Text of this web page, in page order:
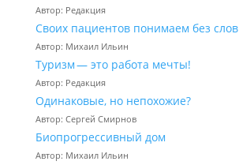
Автор: Редакция
Своих пациентов понимаем без слов
Автор: Михаил Ильин
Туризм — это работа мечты!
Автор: Редакция
Одинаковые, но непохожие?
Автор: Сергей Смирнов
Биопрогрессивный дом
Автор: Михаил Ильин